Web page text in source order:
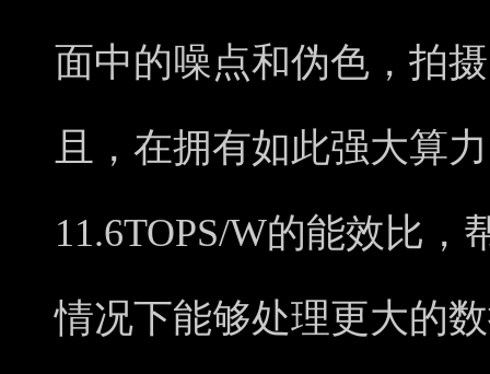
面中的噪点和伪色，拍
且，在拥有如此强大算
11.6TOPS/W的能效比，
情况下能够处理更大的